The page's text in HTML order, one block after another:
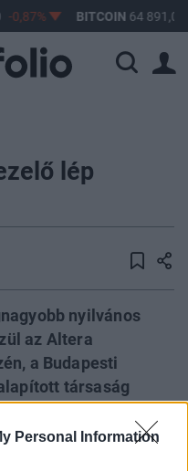
Personal Information
-0,87% BITCOIN64 891,06
lép
nyilvános
az Altera
a Budapesti
társaság
a 2 milliárd forintot,